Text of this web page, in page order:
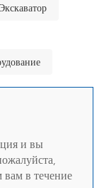
и вы
вам в течение